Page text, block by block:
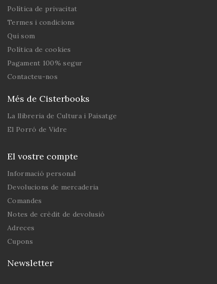
Política de privacitat
Termes i condicions
Qui som
Política de cookies
Pagament 100% segur
Contacteu-nos
Més de Cisterbooks
La llibreria de Cultura i Paisatge
El Porró de Vidre
El vostre compte
Informació personal
Devolucions de mercaderia
Comandes
Notes de crèdit de devolusió
Adreces
Cupons
Newsletter